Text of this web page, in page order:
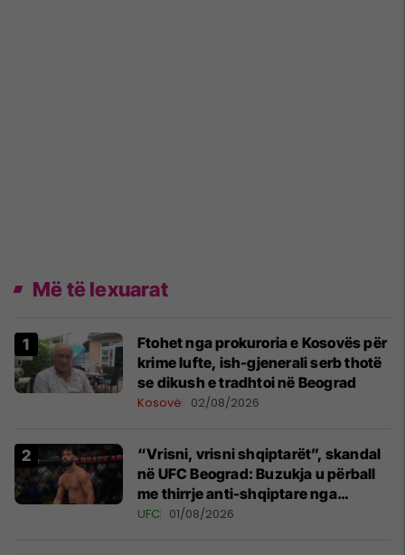
Më të lexuarat
Ftohet nga prokuroria e Kosovës për
krime lufte, ish-gjenerali serb thotë
se dikush e tradhtoi në Beograd
Kosovë 02/08/2026
“Vrisni, vrisni shqiptarët”, skandal
në UFC Beograd: Buzukja u përball
me thirrje anti-shqiptare nga
tribunat
UFC 01/08/2026